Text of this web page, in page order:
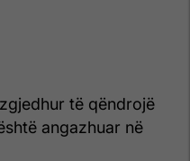
të qëndrojë
angazhuar në